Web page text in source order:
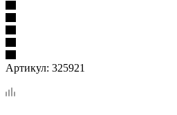
Артикул: 325921